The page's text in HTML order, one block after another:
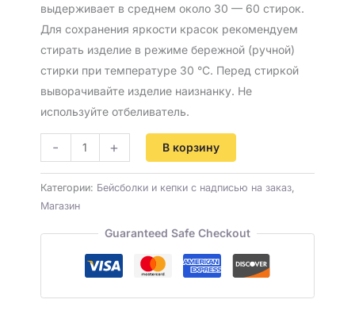
выдерживает в среднем около 30 — 60 стирок.
Для сохранения яркости красок рекомендуем
стирать изделие в режиме бережной (ручной)
стирки при температуре 30 °C. Перед стиркой
выворачивайте изделие наизнанку. Не
используйте отбеливатель.
- + В корзину
Категории: Бейсболки и кепки с надписью на заказ,
Магазин
Guaranteed Safe Checkout